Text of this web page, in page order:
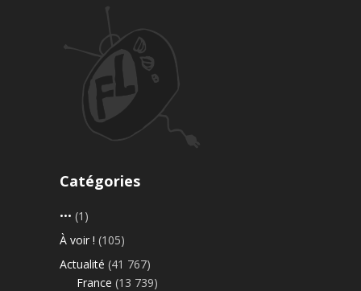
Catégories
••• (1)
À voir ! (105)
Actualité (41 767)
France (13 739)